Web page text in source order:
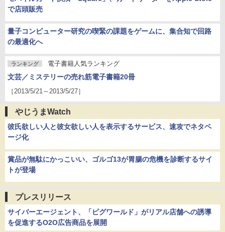
で店頭販売
量子コンピューター研究の喫緊の課題をゲームに、集合知で回路
の最適化へ
ランキング 電子書籍人気ランキング
文芸／ミステリーの売れ筋電子書籍20冊
［2013/5/21～2013/5/27］
やじうまWatch
彼氏欲しい人と彼女欲しい人を表示するサービス、速攻でネタペ
ージ化
賞品が無駄にかっこいい、ゴルゴ13が胃腸の危機を診断するサイ
トが登場
プレスリリース
サイバーエージェント、「ピグワールド」がリアル店舗への誘導
を促進するO2O広告商品を展開